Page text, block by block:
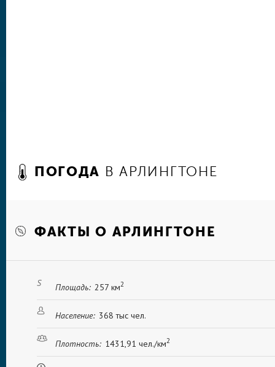
свое место – парк «Тейлс энд Трейлс», в
ПОГОДА В АРЛИНГТОНЕ
ФАКТЫ О АРЛИНГТОНЕ
Площадь: 257 км2
Население: 368 тыс чел.
Плотность: 1431,91 чел./км2